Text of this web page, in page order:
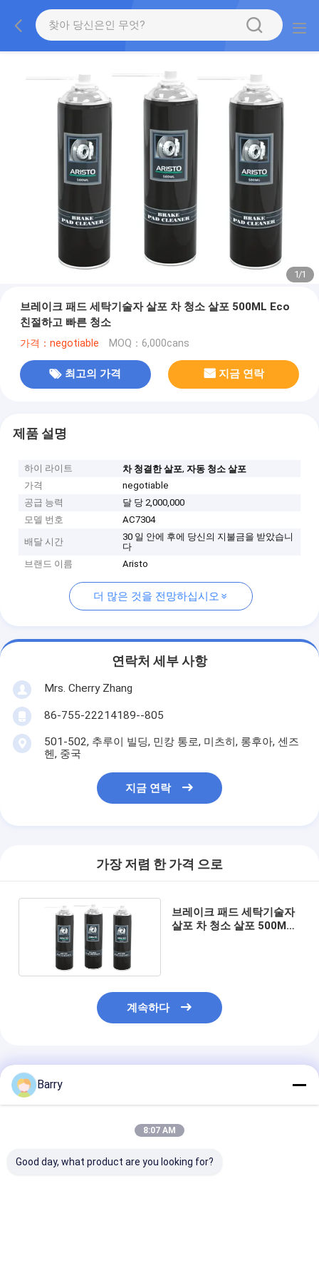
1/1
브레이크 패드 세탁기술자 살포 차 청소 살포 500ML Eco
친절하고 빠른 청소
가격：negotiable MOQ：6,000cans
최고의 가격 지금 연락
제품 설명
하이 라이트 차 청결한 살포,자동 청소 살포
가격
negotiable
공급 능력
달 당 2,000,000
모델 번호
AC7304
배달 시간
30 일 안에 후에 당신의 지불금을 받았습니
다
브랜드 이름
Aristo
더 많은 것을 전망하십시오
연락처 세부 사항
Mrs. Cherry Zhang
86-755-22214189--805
501-502, 추루이 빌딩, 민캉 통로, 미츠히, 롱후아, 센즈
헨, 중국
지금 연락
가장 저렴 한 가격 으로
브레이크 패드 세탁기술자
살포 차 청소 살포 500ML
계속하다
추천된 제품
Barry
8:07 AM
Good day, what product are you looking for?